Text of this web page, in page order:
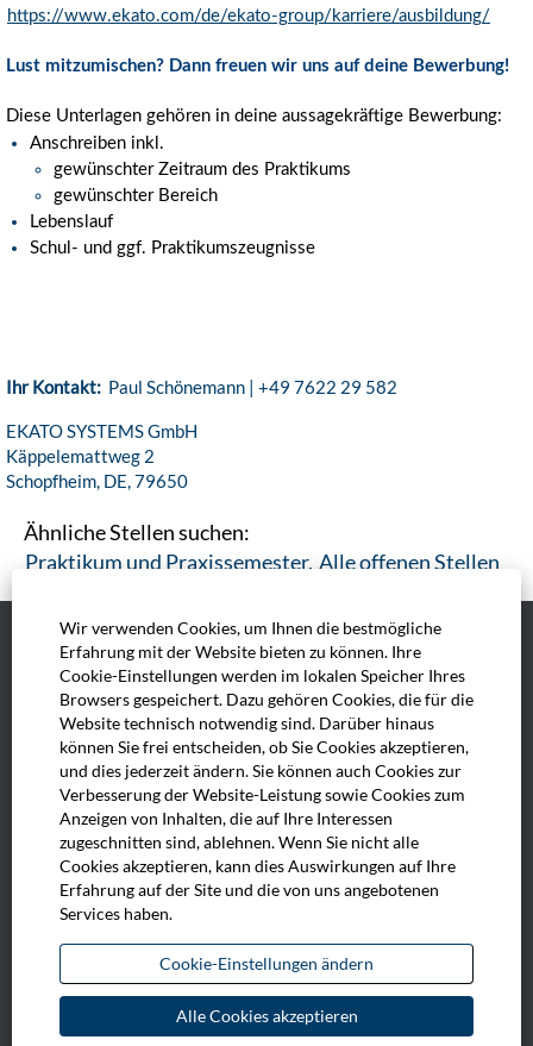
Wir verwenden Cookies, um Ihnen die bestmögliche
Erfahrung mit der Website bieten zu können. Ihre
Cookie-Einstellungen werden im lokalen Speicher Ihres
Browsers gespeichert. Dazu gehören Cookies, die für die
Website technisch notwendig sind. Darüber hinaus
können Sie frei entscheiden, ob Sie Cookies akzeptieren,
und dies jederzeit ändern. Sie können auch Cookies zur
Verbesserung der Website-Leistung sowie Cookies zum
Anzeigen von Inhalten, die auf Ihre Interessen
zugeschnitten sind, ablehnen. Wenn Sie nicht alle
Cookies akzeptieren, kann dies Auswirkungen auf Ihre
Erfahrung auf der Site und die von uns angebotenen
Services haben.
Cookie-Einstellungen ändern
Alle Cookies akzeptieren
https://www.ekato.com/de/ekato-group/karriere/ausbildung/
Lust mitzumischen? Dann freuen wir uns auf deine Bewerbung!
Diese Unterlagen gehören in deine aussagekräftige Bewerbung:
Anschreiben inkl.
gewünschter Zeitraum des Praktikums
gewünschter Bereich
Lebenslauf
Schul- und ggf. Praktikumszeugnisse
Ihr Kontakt: Paul Schönemann | +49 7622 29 582
EKATO SYSTEMS GmbH
Käppelemattweg 2
Schopfheim, DE, 79650
Ähnliche Stellen suchen:
Praktikum und Praxissemester, Alle offenen Stellen
Impressum
AGB
Datenschutz
Cookie-Einstellungen
W
i
d
u
i
r
d
a
u
i
r
d
a
u
i
d
u